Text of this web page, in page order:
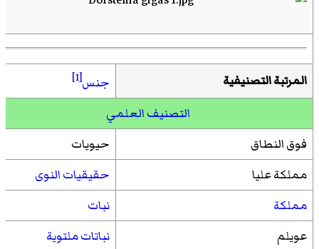
المرتبة التصنيفية جنس[1]
التصنيف العلمي
فوق النطاق
حيويات
مملكة عليا
حقيقيات النوى
مملكة
نبات
عويلم
نباتات ملتوية